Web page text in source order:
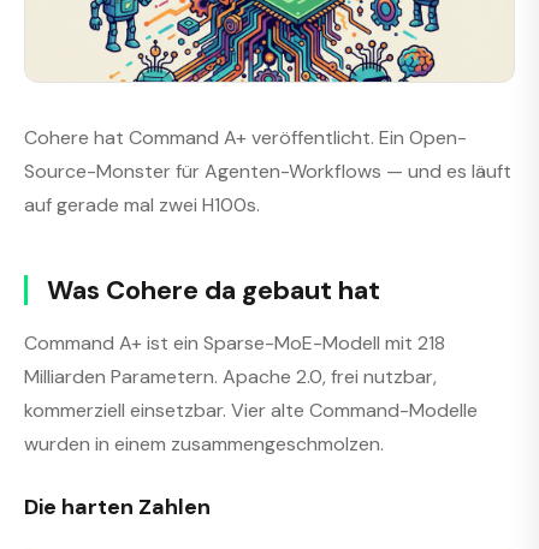
Cohere hat Command A+ veröffentlicht. Ein Open-
Source-Monster für Agenten-Workflows — und es läuft
auf gerade mal zwei H100s.
Was Cohere da gebaut hat
Command A+ ist ein Sparse-MoE-Modell mit 218
Milliarden Parametern. Apache 2.0, frei nutzbar,
kommerziell einsetzbar. Vier alte Command-Modelle
wurden in einem zusammengeschmolzen.
Die harten Zahlen